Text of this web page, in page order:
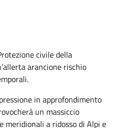
civile della
arancione rischio
in approfondimento
un massiccio
meridionali a ridosso di Alpi e